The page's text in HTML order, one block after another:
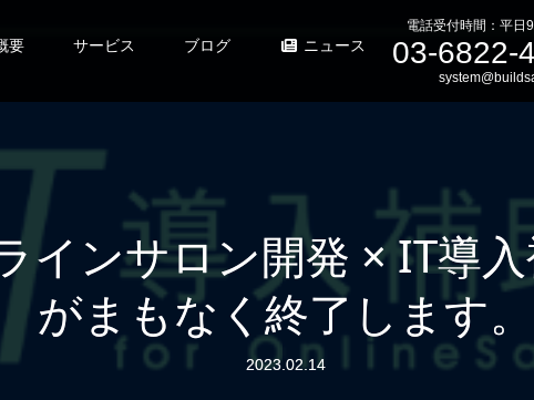
要 サービス ブログ ニュース
電話受付時間：平日
03-6822-
インサロン開発 × IT導
がまもなく終了します。
2023.02.14